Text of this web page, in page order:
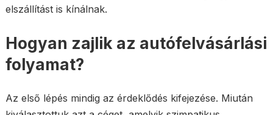
elszállítást is kínálnak.
Hogyan zajlik az autófelvásárlási
folyamat?
Az első lépés mindig az érdeklődés kifejezése. Miután